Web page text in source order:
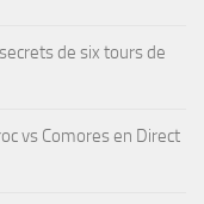
de six tours de
vs Comores en Direct